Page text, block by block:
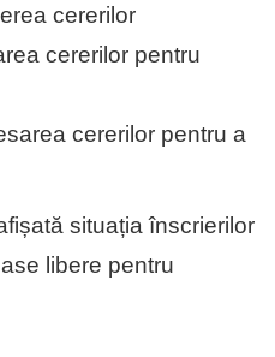
cererilor
cererilor pentru
cererilor pentru a
situația înscrierilor
libere pentru